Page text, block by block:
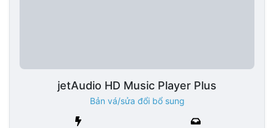
jetAudio HD Music Player Plus
Bản vá/sửa đổi bổ sung